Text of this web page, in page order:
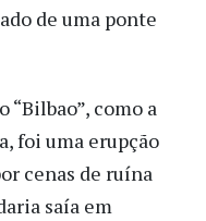
de uma ponte
“Bilbao”, como a
foi uma erupção
cenas de ruína
saía em